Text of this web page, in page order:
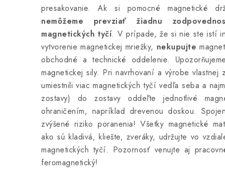
presakovanie. Ak si pomocné magnetické
nemôžeme prevziať žiadnu
magnetických tyčí. V prípade, že si nie ste istí
vytvorenie magnetickej mriežky, nekupujte
obchodné a technické oddelenie.
magnetickej sily. Pri navrhovaní a výrobe vlastnej
umiestnili viac magnetických tyčí vedľa seba a
zostavy) do zostavy oddeľte jednotlivé
ohraničením, napríklad drevenou doskou.
zvýšené riziko poranenia! Všetky magnetické
ako sú kladivá, kliešte, zveráky, udržujte vo
magnetických tyčí. Pozornosť venujte aj
feromagnetický!